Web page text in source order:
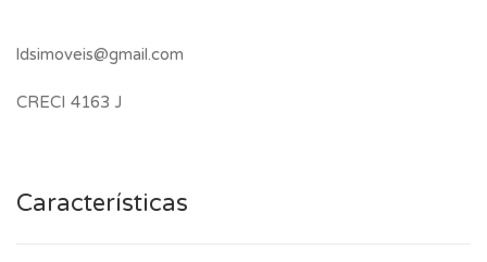
ldsimoveis@gmail.com
CRECI 4163 J
Características